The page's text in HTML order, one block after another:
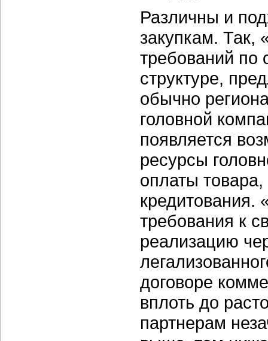
Различны и
закупкам. Так,
требований по
структуре,
обычно
головной
появляется
ресурсы
оплаты товара,
кредитования.
требования к
реализацию
договоре
вплоть до
партнерам